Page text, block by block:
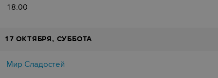
18:00
17 ОКТЯБРЯ, СУББОТА
Мир Сладостей